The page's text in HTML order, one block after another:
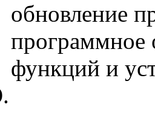
обновление
программное
функций и